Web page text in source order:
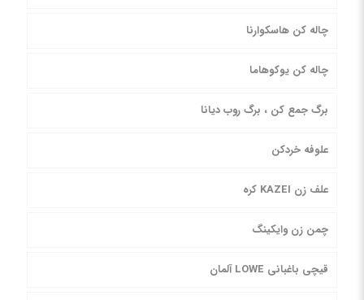
چاله کن هاسکوارنا
چاله کن یوکوهاما
برگ جمع کن ، برگ روب دیانا
علوفه خردکن
علف زن KAZEI کره
چمن زن وایکینگ
قیچی باغبانی LOWE آلمان